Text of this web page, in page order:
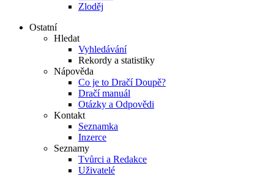
Zloděj
Ostatní
Hledat
Vyhledávání
Rekordy a statistiky
Nápověda
Co je to Dračí Doupě?
Dračí manuál
Otázky a Odpovědi
Kontakt
Seznamka
Inzerce
Seznamy
Tvůrci a Redakce
Uživatelé